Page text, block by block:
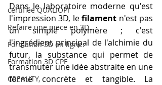
certifiée QUALIOPI
Refaire une piece en 3D
Formation 3D en ligne.
Formation 3D CPF
CREALITY,
Dans le laboratoire moderne qu'est
l'impression 3D, le filament n'est pas
un simple polymère ; c'est
l'ingrédient principal de l'alchimie du
futur, la substance qui permet de
transmuter une idée abstraite en une
forme concrète et tangible. La